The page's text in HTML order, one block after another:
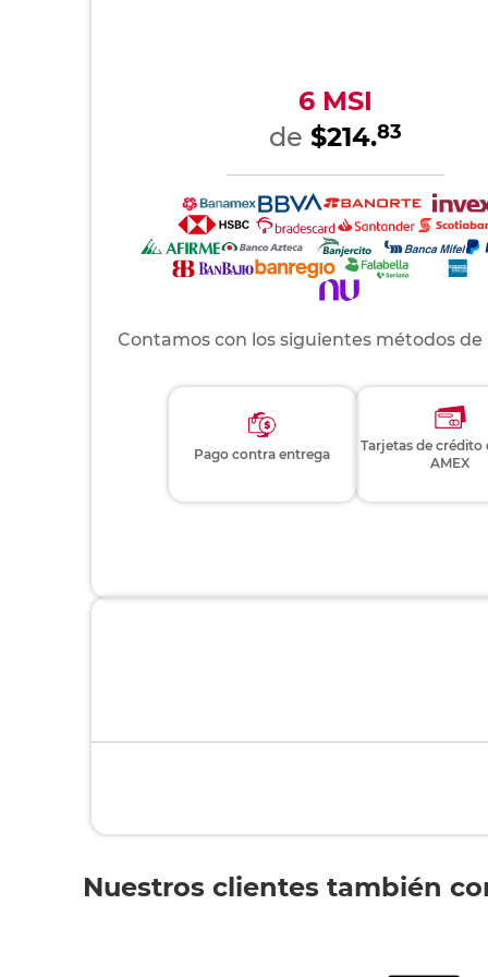
6 MSI
de $214.83
Contamos con los siguientes métodos de
Pago contra entrega
Tarjetas de crédito
AMEX
Nuestros clientes también